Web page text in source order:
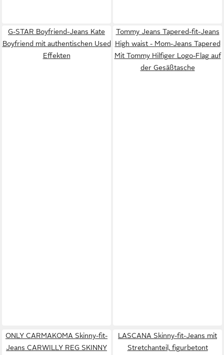
G-STAR Boyfriend-Jeans Kate
Boyfriend mit authentischen Used
Effekten
Tommy Jeans Tapered-fit-Jeans
High waist - Mom-Jeans Tapered
Mit Tommy Hilfiger Logo-Flag auf
der Gesäßtasche
ONLY CARMAKOMA Skinny-fit-
Jeans CARWILLY REG SKINNY
LASCANA Skinny-fit-Jeans mit
Stretchanteil, figurbetont